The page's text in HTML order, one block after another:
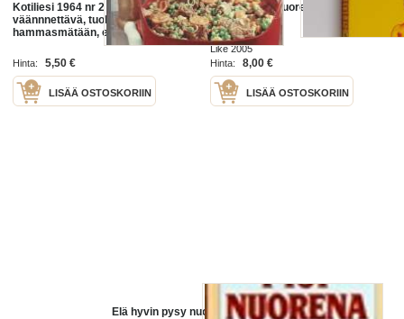
Kotiliesi 1964 nr 2 / Nuorena vitsa
väännnettävä, tuohus, fluori
hammasmätään, elintarvikeala,
Ebba Brahe, amerikkalainen koti
Hinta: 5,50 €
LISÄÄ OSTOSKORIIN
Sid Vicious : nuorena kuolemisen
jalo taito
Like 2005
Hinta:
8,00 €
LISÄÄ OSTOSKORIIN
Elä hyvin pysy nuorena